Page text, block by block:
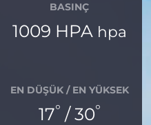
BASINÇ
1009 HPA hpa
EN DÜŞÜK / EN YÜKSEK
17° / 30°